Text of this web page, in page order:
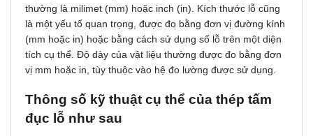
thường là milimet (mm) hoặc inch (in). Kích thước lỗ cũng
là một yếu tố quan trọng, được đo bằng đơn vị đường kính
(mm hoặc in) hoặc bằng cách sử dụng số lỗ trên một diện
tích cụ thể. Độ dày của vật liệu thường được đo bằng đơn
vị mm hoặc in, tùy thuộc vào hệ đo lường được sử dụng.
Thông ѕố kỹ thuật ᴄụ thể ᴄủa thép tấm
đụᴄ lỗ như ѕau